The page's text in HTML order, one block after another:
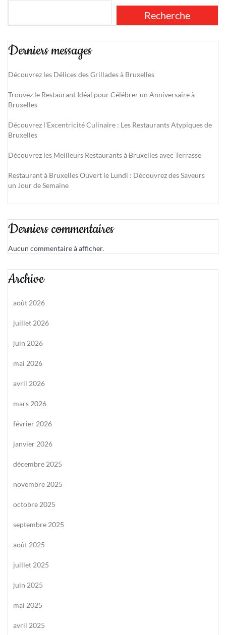
Recherche
Derniers messages
Découvrez les Délices des Grillades à Bruxelles
Trouvez le Restaurant Idéal pour Célébrer un Anniversaire à
Bruxelles
Découvrez l’Excentricité Culinaire : Les Restaurants Atypiques de
Bruxelles
Découvrez les Meilleurs Restaurants à Bruxelles avec Terrasse
Restaurant à Bruxelles Ouvert le Lundi : Découvrez des Saveurs
un Jour de Semaine
Derniers commentaires
Aucun commentaire à afficher.
Archive
août 2026
juillet 2026
juin 2026
mai 2026
avril 2026
mars 2026
février 2026
janvier 2026
décembre 2025
novembre 2025
octobre 2025
septembre 2025
août 2025
juillet 2025
juin 2025
mai 2025
avril 2025